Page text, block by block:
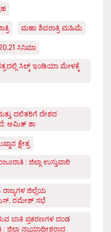
ಮಹಾ ಶಿವರಾತ್ರಿ ಮಹಿಮೆ
ಸಿನಿಮಾ
ಸಿಲ್ಕ್ ಇಂಡಿಯಾ ಮೇಳಕ್ಕೆ
ದಲಿತರಿಗೆ ದೇಶದ
ಅಮಿತ್ ಶಾ
ಕ್ಷೇತ್ರ
: ಜಿಲ್ಲಾ ಉಸ್ತುವಾರಿ
ಜಿಲ್ಲೆಯ
ರಮೇಶ್ ಸಭೆ
ಬಾಕಿ ಪ್ರಕರಣಗಳ ದಂಡ
ಜಿಲ್ಲಾ ನ್ಯಾಯಾಧೀಶರಾದ